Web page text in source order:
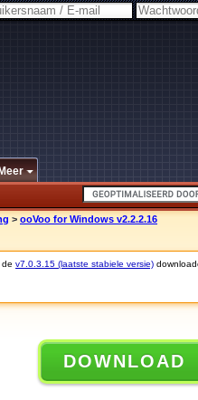
> ooVoo for Windows v2.2.2.16
v7.0.3.15 (laatste stabiele versie)
DOWNLOAD